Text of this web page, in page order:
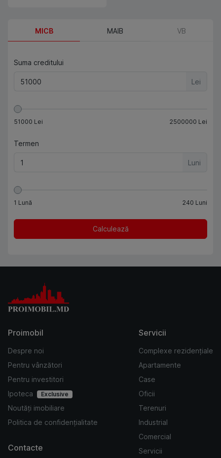
MICB MAIB VB
Suma creditului
Lei
51000 Lei 2500000 Lei
Termen
Luni
1 Lună 240 Luni
Calculează
Proimobil
Despre noi
Pentru vânzători
Pentru investitori
Ipoteca
Exclusive
Noutăți imobiliare
Politica de confidențialitate
Servicii
Complexe rezidențiale
Apartamente
Case
Oficii
Terenuri
Industrial
Comercial
Servicii
Contacte